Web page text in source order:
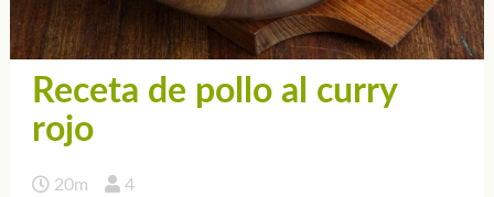
Receta de pollo al curry
rojo
20m 4